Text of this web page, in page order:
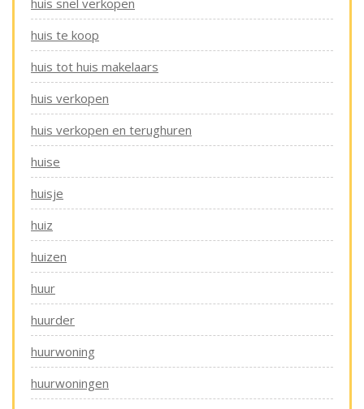
huis snel verkopen
huis te koop
huis tot huis makelaars
huis verkopen
huis verkopen en terughuren
huise
huisje
huiz
huizen
huur
huurder
huurwoning
huurwoningen